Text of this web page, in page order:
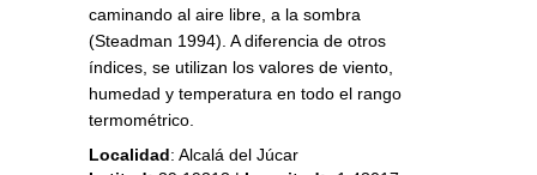
caminando al aire libre, a la sombra
(Steadman 1994). A diferencia de otros
índices, se utilizan los valores de viento,
humedad y temperatura en todo el rango
termométrico.
Localidad: Alcalá del Júcar